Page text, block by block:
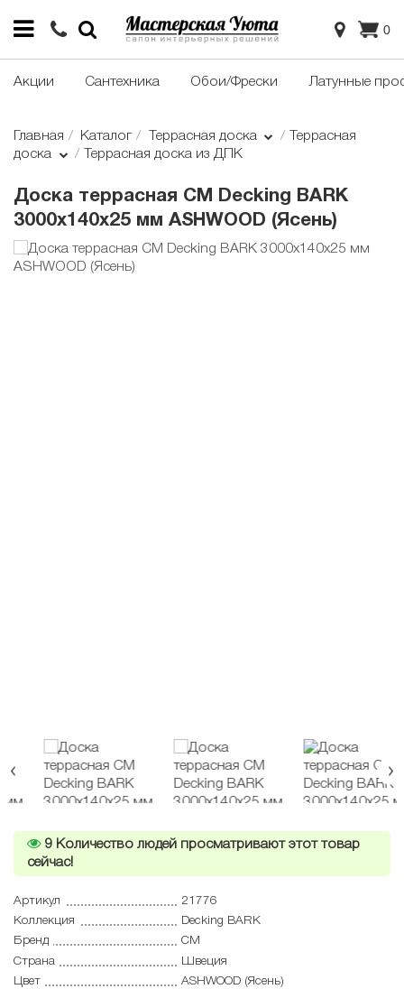
0
Акции Сантехника Обои/Фрески Латунные
Главная Каталог Террасная доска
Террасная
доска
Террасная доска из ДПК
Доска террасная CM Decking BARK
3000х140х25 мм ASHWOOD (Ясень)
9 Количество людей просматривают этот товар
сейчас!
Артикул
21776
Коллекция
Decking BARK
Бренд
CM
Страна
Швеция
Цвет
ASHWOOD (Ясень)